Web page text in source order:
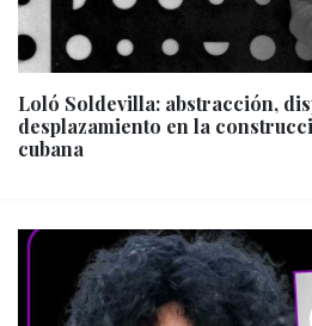
Loló Soldevilla: abstracción,
desplazamiento en la
cubana